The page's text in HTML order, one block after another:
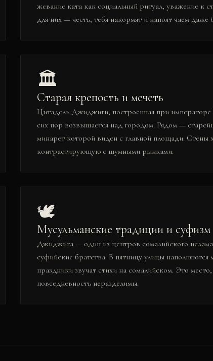
жевание ката как социальный ритуал, уважение к
для них — честь, тебя накормят и напоят чаем даже
🏛️
Старая крепость и мечеть
Цитадель Джиджиги, построенная при императоре
сих пор возвышается над городом. Рядом —
минарет которой виден с главной площади. Стены
контрастирующую с шумными рынками.
🕊️
Мусульманские традиции и суфизм
Джиджига — один из центров сомалийского
суфийские братства. В пятницу улицы наполняются
праздники звучат стихи на сомалийском. Это
повседневность неразделимы.